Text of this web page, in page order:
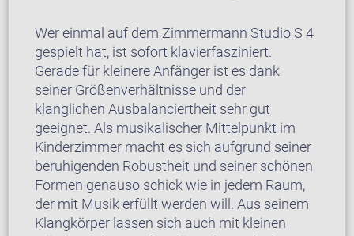
Wer einmal auf dem Zimmermann Studio S 4
gespielt hat, ist sofort klavierfasziniert.
Gerade für kleinere Anfänger ist es dank
seiner Größenverhältnisse und der
klanglichen Ausbalanciertheit sehr gut
geeignet. Als musikalischer Mittelpunkt im
Kinderzimmer macht es sich aufgrund seiner
beruhigenden Robustheit und seiner schönen
Formen genauso schick wie in jedem Raum,
der mit Musik erfüllt werden will. Aus seinem
Klangkörper lassen sich auch mit kleinen